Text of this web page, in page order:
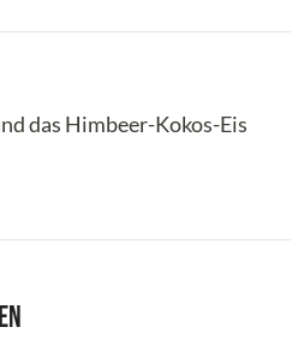
das Himbeer-Kokos-Eis